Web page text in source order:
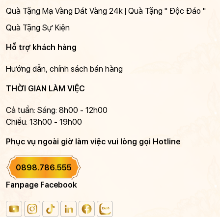
Quà Tặng Mạ Vàng Dát Vàng 24k | Quà Tặng " Độc Đáo "
Quà Tặng Sự Kiện
Hỗ trợ khách hàng
Hướng dẫn, chính sách bán hàng
THỜI GIAN LÀM VIỆC
Cả tuần: Sáng: 8h00 - 12h00
Chiều: 13h00 - 19h00
Phục vụ ngoài giờ làm việc vui lòng gọi Hotline
0898.786.555
Fanpage Facebook